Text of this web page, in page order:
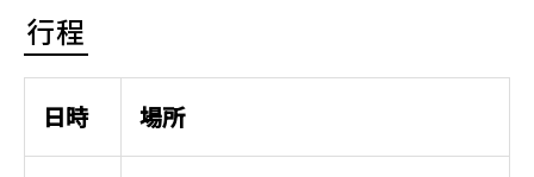
行程
日時 場所